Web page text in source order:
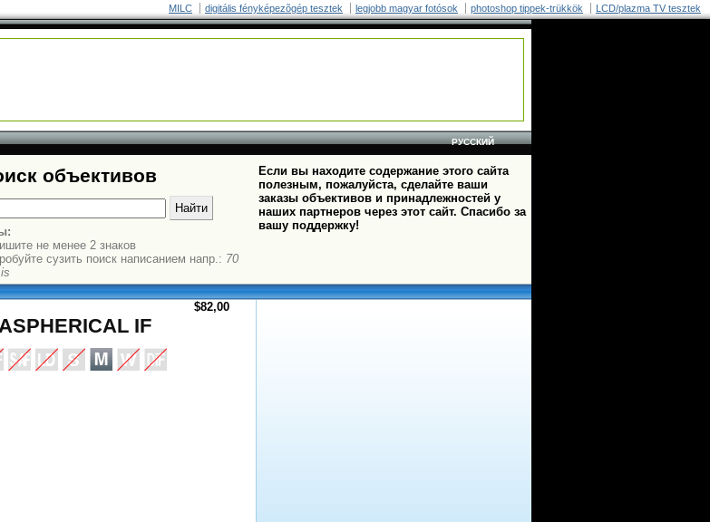
MILC digitális fényképezõgép tesztek legjobb magyar fotósok photoshop tippek-trükkök LCD/plazma TV tesztek
РУССКИЙ
объективов
не менее 2 знаков
сузить поиск написанием напр.: 70
Если вы находите содержание этого сайта
полезным, пожалуйста, сделайте ваши
заказы объективов и принадлежностей у
наших партнеров через этот сайт. Спасибо за
вашу поддержку!
$82,00
IF